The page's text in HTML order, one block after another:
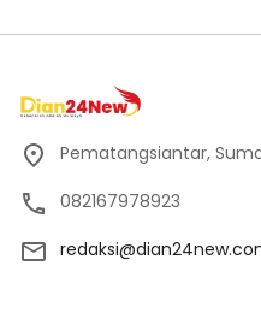
Pematangsiantar,
082167978923